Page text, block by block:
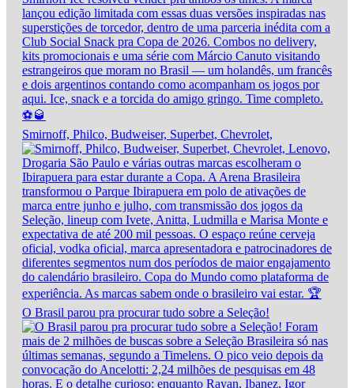
Smirnoff, Philco, Budweiser, Superbet, Chevrolet,
O Brasil parou pra procurar tudo sobre a Seleção!